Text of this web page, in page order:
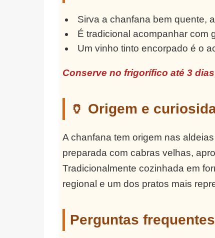
Sirva a chanfana bem quente,
É tradicional acompanhar com
Um vinho tinto encorpado é o
Conserve no frigorífico até 3
🏺 Origem e
A chanfana tem origem nas
preparada com cabras velhas,
Tradicionalmente cozinhada em
regional e um dos pratos mais
Perguntas frequentes